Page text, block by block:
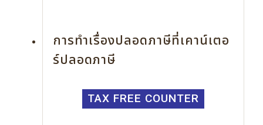
การทำเรื่องปลอดภาษีที่เคาน์เตอ
ร์ปลอดภาษี
TAX FREE COUNTER